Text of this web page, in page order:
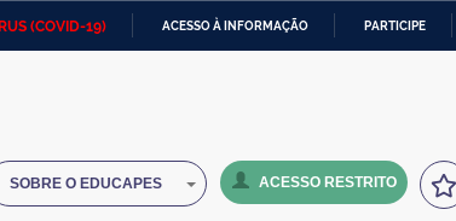
(COVID-19) ACESSO À INFORMAÇÃO PARTICIPE
Ministério das Relações
Ministério da Economia
SOBRE O EDUCAPES ACESSO RESTRITO